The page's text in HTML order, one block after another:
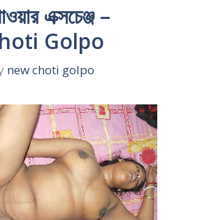
এক্সচেঞ্জ –
Golpo
new choti golpo